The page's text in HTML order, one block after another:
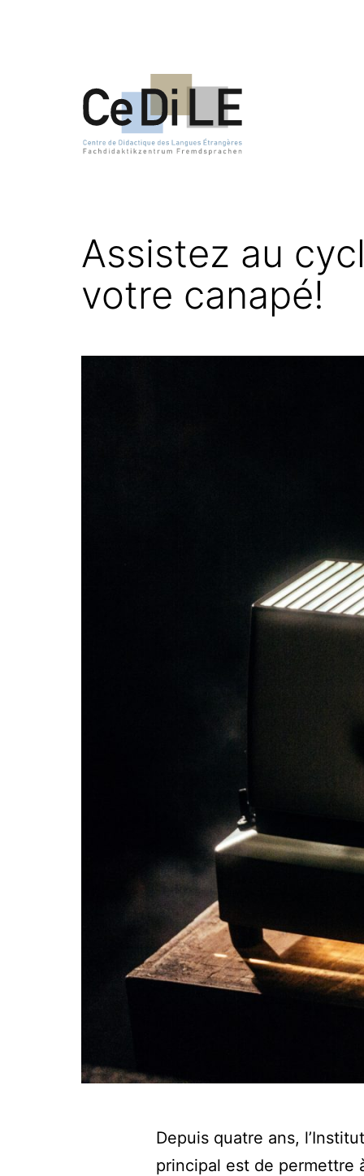
Assistez au
votre canapé!
Depuis quatre ans,
principal est de permettre